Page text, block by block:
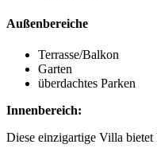
Außenbereiche
Terrasse/Balkon
Garten
überdachtes Parken
Innenbereich:
Diese einzigartige Villa bietet